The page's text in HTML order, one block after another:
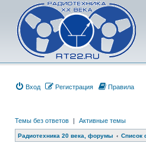
Вход Регистрация Правила
Темы без ответов | Активные темы
Радиотехника 20 века, форумы Список